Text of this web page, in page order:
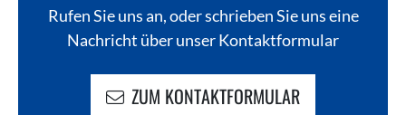
Rufen Sie uns an, oder schrieben Sie uns eine
Nachricht über unser Kontaktformular
ZUM KONTAKTFORMULAR